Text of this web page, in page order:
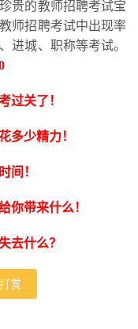
贵的教师招聘考试宝
师招聘考试中出现率
进城、职称等考试。
关了！
少精力！
间！
带来什么！
去什么？
打赏